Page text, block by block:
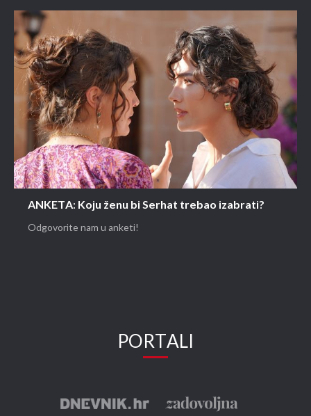
ANKETA: Koju ženu bi Serhat trebao izabrati?
Odgovorite nam u anketi!
PORTALI